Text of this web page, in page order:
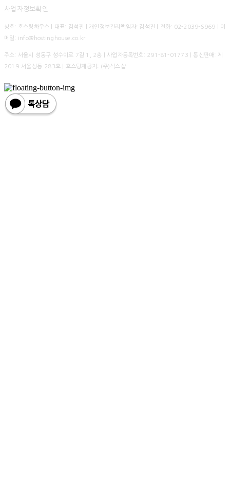
사업자정보확인
상호: 호스팅하우스 | 대표: 김석진 | 개인정보관리책임자: 김석진 | 전화: 02-2039-6969 | 이
메일: info@hostinghouse.co.kr
주소: 서울시 성동구 성수이로 7길 1, 2층 | 사업자등록번호: 291-81-01773 | 통신판매: 제
2019-서울성동-283호 | 호스팅제공자: (주)식스샵